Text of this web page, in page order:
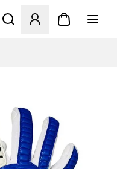
Ανοίγει ένα Modal για να